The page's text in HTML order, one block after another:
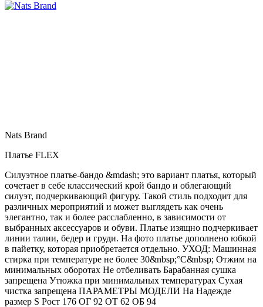
Nats Brand
Платье FLEX
Силуэтное платье-бандо &mdash; это вариант платья, который
сочетает в себе классический крой бандо и облегающий
силуэт, подчеркивающий фигуру. Такой стиль подходит для
различных мероприятий и может выглядеть как очень
элегантно, так и более расслабленно, в зависимости от
выбранных аксессуаров и обуви. Платье изящно подчеркивает
линии талии, бедер и груди. На фото платье дополнено юбкой
в пайетку, которая приобретается отдельно. УХОД: Машинная
стирка при температуре не более 30&nbsp;°C&nbsp; Отжим на
минимальных оборотах Не отбеливать Барабанная сушка
запрещена Утюжка при минимальных температурах Сухая
чистка запрещена ПАРАМЕТРЫ МОДЕЛИ На Надежде
размер S Рост 176 ОГ 92 ОТ 62 ОБ 94